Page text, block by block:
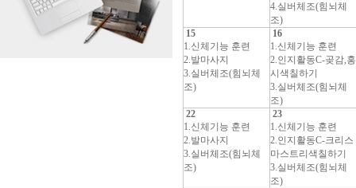
4.실버체조(힘뇌체
조)
15
1.신체기능 훈련
2.발마사지
3.실버체조(힘뇌체
조)
16
1.신체기능 훈련
2.인지활동C-곶감,홍
시색칠하기
3.실버체조(힘뇌체
조)
22
1.신체기능 훈련
2.발마사지
3.실버체조(힘뇌체
조)
23
1.신체기능 훈련
2.인지활동C-크리스
마스트리색칠하기
3.실버체조(힘뇌체
조)